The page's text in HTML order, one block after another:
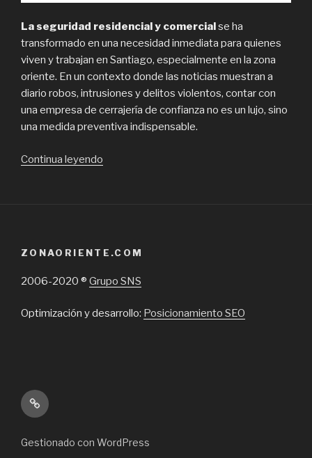
La seguridad residencial y comercial se ha
transformado en una necesidad inmediata para quienes
viven y trabajan en Santiago, especialmente en la zona
oriente. En un contexto donde las noticias muestran a
diario robos, intrusiones y delitos violentos, contar con
una empresa de cerrajería de confianza no es un lujo, sino
una medida preventiva indispensable.
Continua leyendo
en
Santiago,
24
ZONAORIENTE.COM
2006-2020 ® Grupo SNS
Optimización y desarrollo: Posicionamiento SEO
Inicio
Gestionado con WordPress